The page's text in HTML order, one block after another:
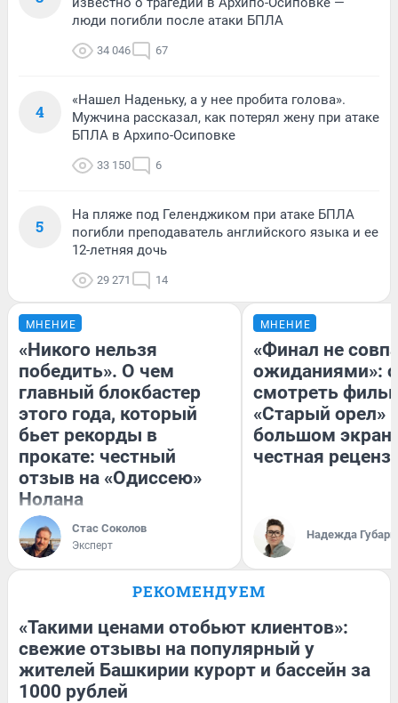
люди погибли после атаки БПЛА
34 046 67
4
«Нашел Наденьку, а у нее пробита голова».
Мужчина рассказал, как потерял жену при атаке
БПЛА в Архипо-Осиповке
33 150 6
5
На пляже под Геленджиком при атаке БПЛА
погибли преподаватель английского языка и ее
12-летняя дочь
29 271 14
МНЕНИЕ
«Никого нельзя
победить». О чем
главный блокбастер
этого года, который
бьет рекорды в
прокате: честный
отзыв на «Одиссею»
Нолана
Стас Соколов
Эксперт
МНЕНИЕ
«Финал не
ожиданиями»:
смотреть
«Старый орел»
большом
честная
Надежда Губарь
РЕКОМЕНДУЕМ
«Такими ценами отобьют клиентов»:
свежие отзывы на популярный у
жителей Башкирии курорт и бассейн за
1000 рублей